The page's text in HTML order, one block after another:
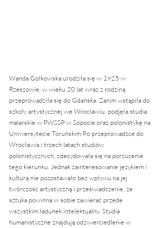
Wanda Gołkowska urodziła się w 1925 w
Rzeszowie, w wieku 20 lat wraz z rodziną
przeprowadziła się do Gdańska. Zanim wstąpiła do
szkoły artystycznej we Wrocławiu, podjęła studia
malarskie w PWSSP w Sopocie oraz polonistykę na
Uniwersytecie Toruńskim Po przeprowadzce do
Wrocławia i trzech latach studiów
polonistycznych, zdecydowała się na porzucenie
tego kierunku. Jednak zainteresowanie językiem i
kulturą nie pozostawało bez wpływu na jej
twórczość artystyczną i przeświadczenie, że
sztuka powinna w sobie zawierać przede
wszystkim ładunek intelektualny. Studia
humanistyczne znajdują odzwierciedlenie w